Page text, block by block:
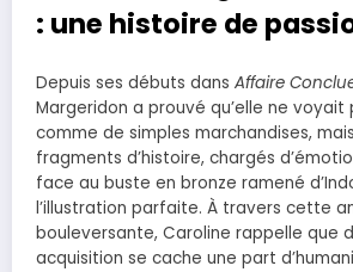
: une histoire de
Depuis ses débuts dans Affaire
Margeridon a prouvé qu’elle ne voyait
comme de simples marchandises,
fragments d’histoire, chargés
face au buste en bronze ramené
l’illustration parfaite. À travers cette
bouleversante, Caroline rappelle que
acquisition se cache une part